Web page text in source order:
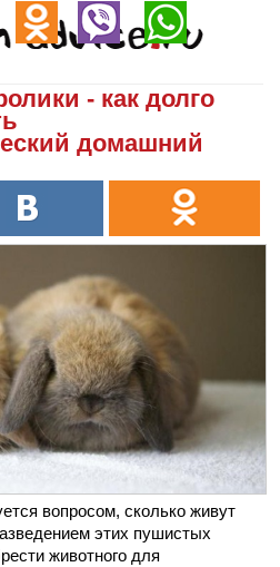
- как долго
домашний
вопросом, сколько живут
этих пушистых
животного для